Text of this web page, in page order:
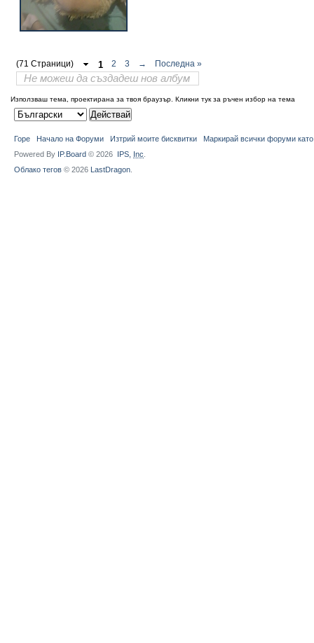
(71 Страници) 1 2 3 → Последна »
Не можеш да създадеш нов албум
Използваш тема, проектирана за твоя браузър. Кликни тук за ръчен избор на тема
Горе Начало на Форуми Изтрий моите бисквитки
Маркирай всички форуми
Powered By IP.Board © 2026 IPS, Inc
Облако тегов © 2026 LastDragon